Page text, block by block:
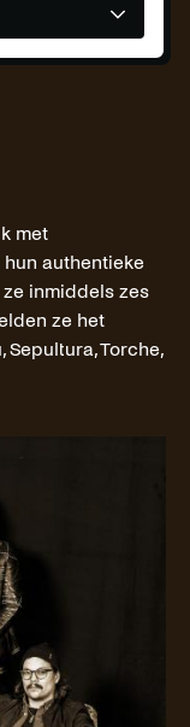
met
authentieke
inmiddels zes
ze het
Sepultura, Torche,